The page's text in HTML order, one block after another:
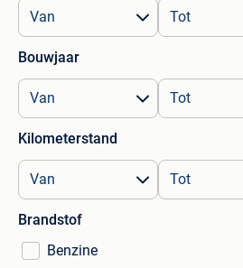
Bouwjaar
Kilometerstand
Brandstof
Benzine